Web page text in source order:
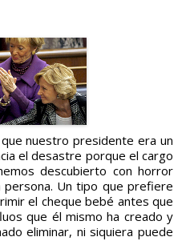
el desastre porque el cargo
descubierto con horror
persona. Un tipo que prefiere
el cheque bebé antes que
que él mismo ha creado y
eliminar, ni siquiera puede